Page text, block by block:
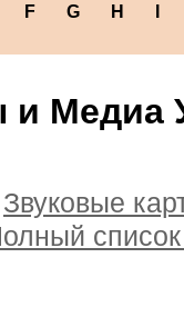
F G H
Медиа
Звуковые
список